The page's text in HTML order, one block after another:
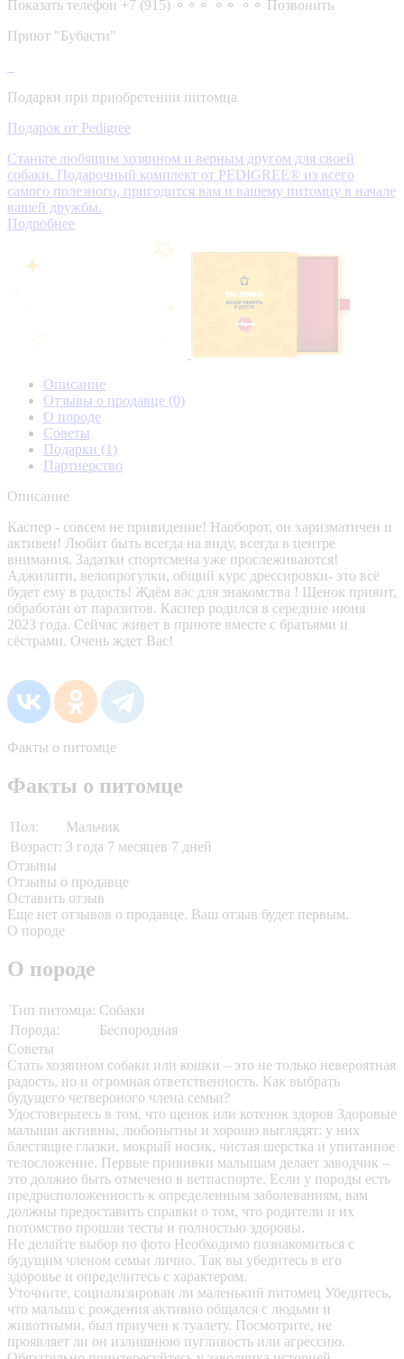
Показать телефон +7 (915) ⚬⚬⚬ ⚬⚬ ⚬⚬ Позвонить
Приют "Бубасти"
Подарки при приобретении питомца
Подарок от Pedigree
Станьте любящим хозяином и верным другом для своей
собаки. Подарочный комплект от PEDIGREE® из всего
самого полезного, пригодится вам и вашему питомцу в начале
вашей дружбы.
Подробнее
Описание
Отзывы о продавце (0)
О породе
Советы
Подарки (1)
Партнерство
Описание
Каспер - совсем не привидение! Наоборот, он харизматичен и
активен! Любит быть всегда на виду, всегда в центре
внимания. Задатки спортсмена уже прослеживаются!
Аджилити, велопрогулки, общий курс дрессировки- это всё
будет ему в радость! Ждём вас для знакомства ! Щенок привит,
обработан от паразитов. Каспер родился в середине июня
2023 года. Сейчас живет в приюте вместе с братьями и
сёстрами. Очень ждет Вас!
Факты о питомце
Факты о питомце
Пол:
Мальчик
Возраст: 3 года 7 месяцев 7 дней
Отзывы
Отзывы о продавце
Оставить отзыв
Еще нет отзывов о продавце. Ваш отзыв будет первым.
О породе
О породе
Тип питомца: Собаки
Порода:
Беспородная
Советы
Стать хозяином собаки или кошки – это не только невероятная
радость, но и огромная ответственность. Как выбрать
будущего четвероного члена семьи?
Удостоверьтесь в том, что щенок или котенок здоров Здоровые
малыши активны, любопытны и хорошо выглядят: у них
блестящие глазки, мокрый носик, чистая шерстка и упитанное
телосложение. Первые прививки малышам делает заводчик –
это должно быть отмечено в ветпаспорте. Если у породы есть
предрасположенность к определенным заболеваниям, вам
должны предоставить справки о том, что родители и их
потомство прошли тесты и полностью здоровы.
Не делайте выбор по фото Необходимо познакомиться с
будущим членом семьи лично. Так вы убедитесь в его
здоровье и определитесь с характером.
Уточните, социализирован ли маленький питомец Убедитесь,
что малыш с рождения активно общался с людьми и
животными, был приучен к туалету. Посмотрите, не
проявляет ли он излишнюю пугливость или агрессию.